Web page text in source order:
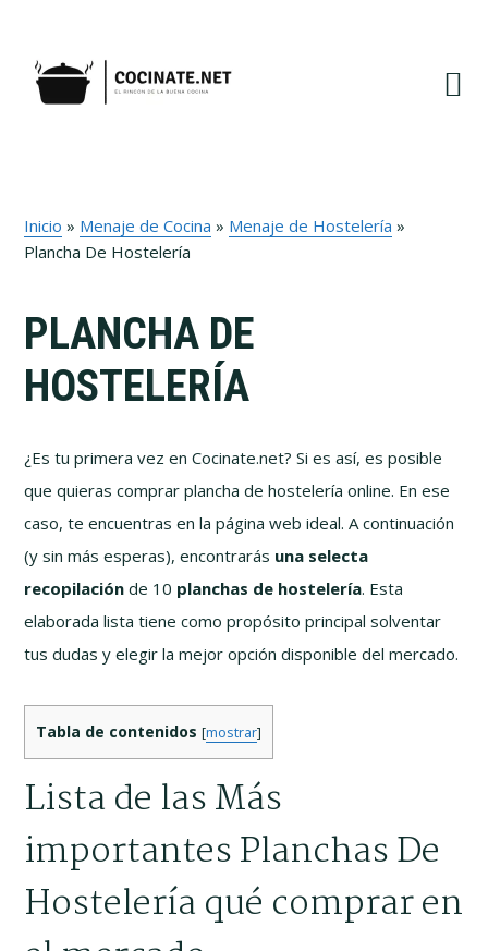
navegación
principal
contenido
principal
barra
Inicio » Menaje de Cocina » Menaje de Hostelería »
Plancha De Hostelería
PLANCHA DE
HOSTELERÍA
¿Es tu primera vez en Cocinate.net? Si es así, es posible
que quieras comprar plancha de hostelería online. En ese
caso, te encuentras en la página web ideal. A continuación
(y sin más esperas), encontrarás una selecta
recopilación de 10 planchas de hostelería. Esta
elaborada lista tiene como propósito principal solventar
tus dudas y elegir la mejor opción disponible del mercado.
Tabla de contenidos [mostrar]
Lista de las Más
importantes Planchas De
Hostelería qué comprar en